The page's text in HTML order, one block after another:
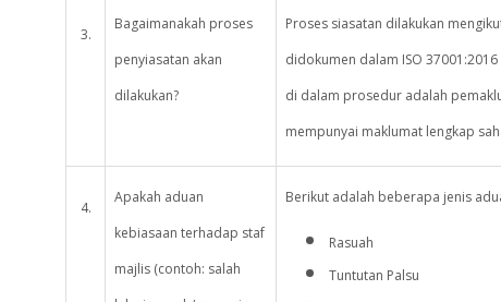
3.
Bagaimanakah proses
penyiasatan akan
dilakukan?
Proses siasatan dilakukan
didokumen dalam ISO
di dalam prosedur adalah
mempunyai maklumat lengkap
4.
Apakah aduan
kebiasaan terhadap staf
majlis (contoh: salah
Berikut adalah beberapa jenis
Rasuah
Tuntutan Palsu